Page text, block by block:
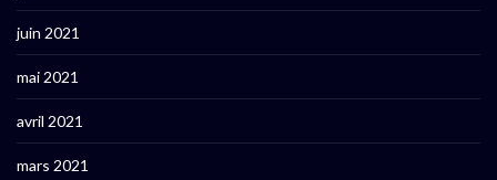
juin 2021
mai 2021
avril 2021
mars 2021